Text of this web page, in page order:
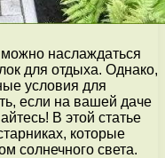
наслаждаться
для отдыха. Однако,
условия для
если на вашей даче
В этой статье
которые
солнечного света.